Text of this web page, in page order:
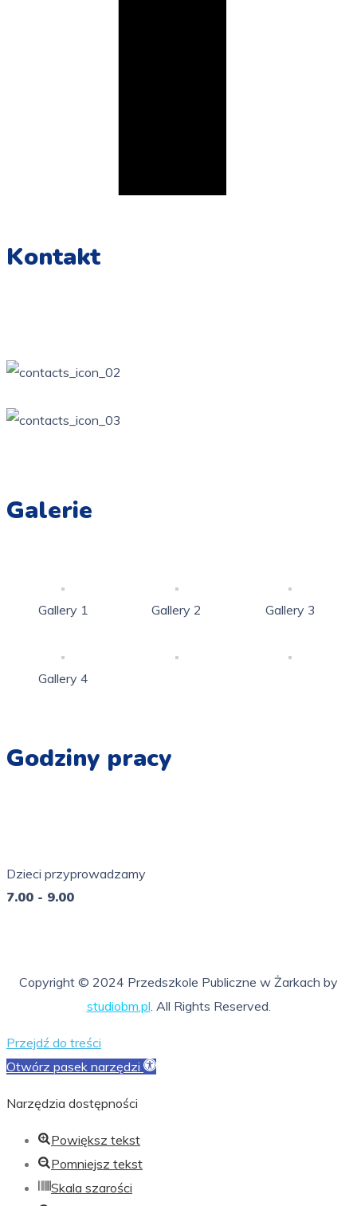
Kontakt
Galerie
Gallery 1 Gallery 2 Gallery 3
Gallery 4
Godziny pracy
Dzieci przyprowadzamy
7.00 - 9.00
Copyright © 2024 Przedszkole Publiczne w Żarkach by
studiobm.pl . All Rights Reserved.
Przejdź do treści
Otwórz pasek narzędzi
Narzędzia dostępności
Powiększ tekst
Pomniejsz tekst
Skala szarości